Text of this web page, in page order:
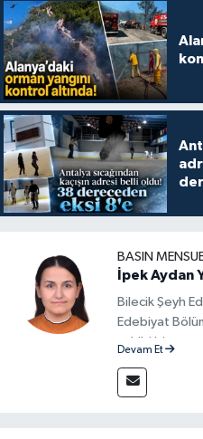
BASIN
İpek Aydan
Bilecik Şeyh
Edebiyat
sahibi bir
güvenilir ve
amaçlıyorum.
Devam Et